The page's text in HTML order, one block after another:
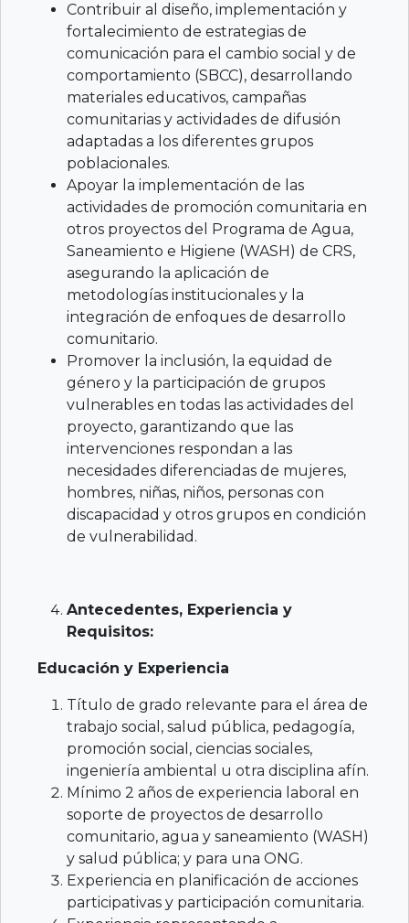
Contribuir al diseño, implementación y
fortalecimiento de estrategias de
comunicación para el cambio social y de
comportamiento (SBCC), desarrollando
materiales educativos, campañas
comunitarias y actividades de difusión
adaptadas a los diferentes grupos
poblacionales.
Apoyar la implementación de las
actividades de promoción comunitaria en
otros proyectos del Programa de Agua,
Saneamiento e Higiene (WASH) de CRS,
asegurando la aplicación de
metodologías institucionales y la
integración de enfoques de desarrollo
comunitario.
Promover la inclusión, la equidad de
género y la participación de grupos
vulnerables en todas las actividades del
proyecto, garantizando que las
intervenciones respondan a las
necesidades diferenciadas de mujeres,
hombres, niñas, niños, personas con
discapacidad y otros grupos en condición
de vulnerabilidad.
Antecedentes, Experiencia y
Requisitos:
Educación y Experiencia
Título de grado relevante para el área de
trabajo social, salud pública, pedagogía,
promoción social, ciencias sociales,
ingeniería ambiental u otra disciplina afín.
Mínimo 2 años de experiencia laboral en
soporte de proyectos de desarrollo
comunitario, agua y saneamiento (WASH)
y salud pública; y para una ONG.
Experiencia en planificación de acciones
participativas y participación comunitaria.